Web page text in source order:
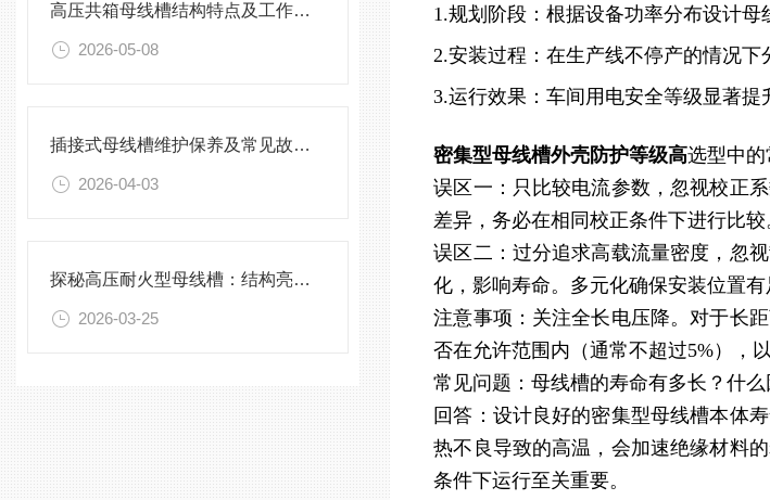
高压共箱母线槽结构特点及工作原理
2026-05-08
插接式母线槽维护保养及常见故障处理指南
2026-04-03
探秘高压耐火型母线槽：结构亮点与实用效能
2026-03-25
1.规划阶段：根据设备功率分布设计
2.安装过程：在生产线不停产的情况
3.运行效果：车间用电安全等级显著提
密集型母线槽外壳防护等级高选型中的
误区一：只比较电流参数，忽视校正
差异，务必在相同校正条件下进行比较
误区二：过分追求高载流量密度，忽
化，影响寿命。多元化确保安装位置有
注意事项：关注全长电压降。对于长
否在允许范围内（通常不超过5%），
常见问题：母线槽的寿命有多长？什么
回答：设计良好的密集型母线槽本体
热不良导致的高温，会加速绝缘材料
条件下运行至关重要。